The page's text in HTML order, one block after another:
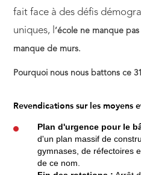
fait face à des défis
uniques, l
’école ne manque
manque de murs.
Pourquoi nous nous battons ce
Revendications sur les moyens
Plan d'urgence pour le
d'un plan massif de
gymnases, de réfectoires
de ce nom.